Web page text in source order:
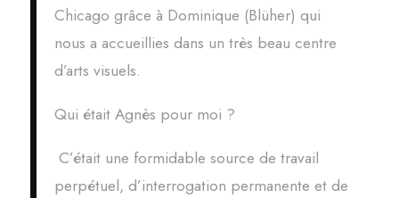
Chicago grâce à Dominique (Blüher) qui
nous a accueillies dans un très beau centre
d’arts visuels.
Qui était Agnès pour moi ?
C’était une formidable source de travail
perpétuel, d’interrogation permanente et de